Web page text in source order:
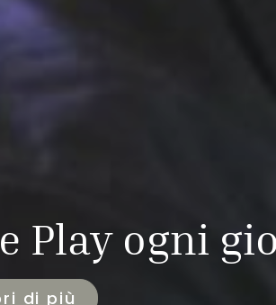
Play ogni
di più